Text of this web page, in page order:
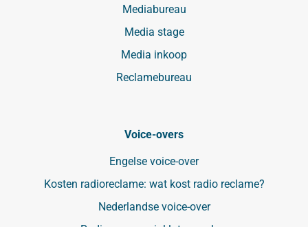
Mediabureau
Media stage
Media inkoop
Reclamebureau
Voice-overs
Engelse voice-over
Kosten radioreclame: wat kost radio reclame?
Nederlandse voice-over